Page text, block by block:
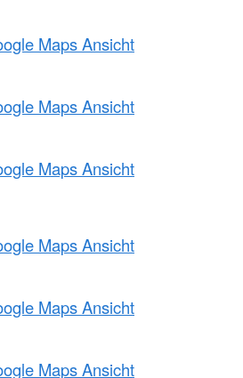
Maps Ansicht
Maps Ansicht
Maps Ansicht
Maps Ansicht
Maps Ansicht
Maps Ansicht